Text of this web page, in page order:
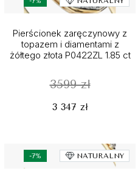
Pierścionek zaręczynowy z
topazem i diamentami z
żółtego złota P0422ZL 1.85 ct
3599 zł
3 347 zł
-7% NATURALNY